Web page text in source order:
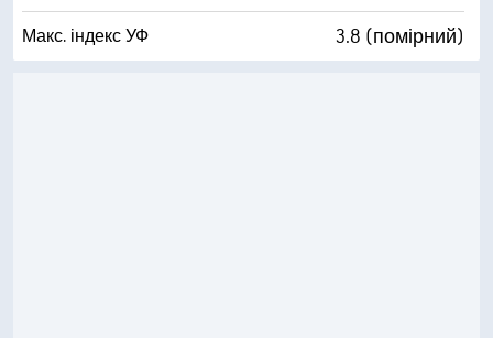
Макс. індекс УФ 3.8 (помірний)